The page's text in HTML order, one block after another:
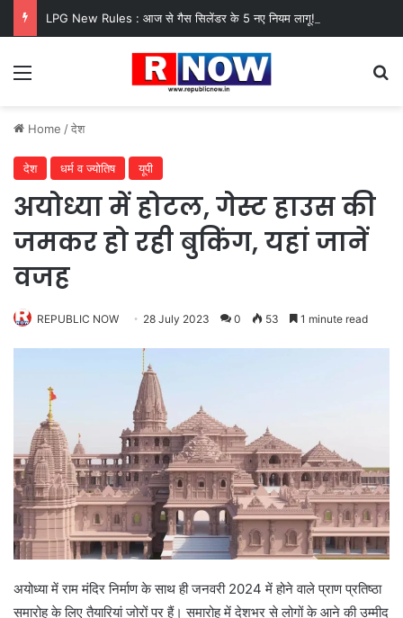
Menu
Home /देश
देश धर्म व ज्योतिष यूपी
अयोध्या में होटल, गेस्ट हाउस की
जमकर हो रही बुकिंग, यहां जानें
वजह
REPUBLIC NOW 28 July 2023 0 53 1 minute read
अयोध्‍या में राम मंद‍िर न‍िर्माण के साथ ही जनवरी 2024 में होने वाले प्राण प्रतिष्ठा
समारोह के ल‍िए तैयार‍ियां जोरों पर हैं। समारोह में देशभर से लोगों के आने की उम्‍मीद